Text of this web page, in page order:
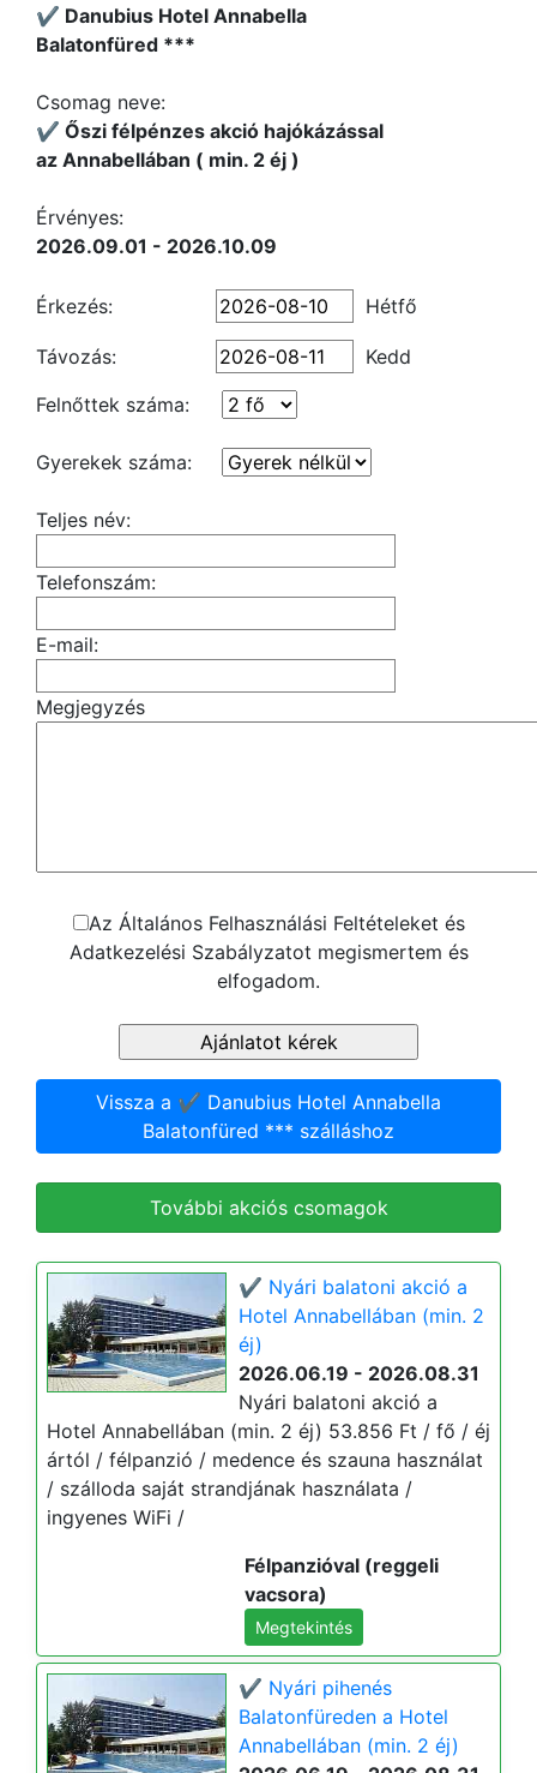
✔️ Danubius Hotel Annabella
Balatonfüred ***
Csomag neve:
✔️ Őszi félpénzes akció hajókázással
az Annabellában ( min. 2 éj )
Érvényes:
2026.09.01 - 2026.10.09
Érkezés: Hétfő
Távozás:
Kedd
Felnőttek száma:
Gyerekek száma:
Teljes név:
Telefonszám:
E-mail:
Megjegyzés
Az Általános Felhasználási Feltételeket és
Adatkezelési Szabályzatot megismertem és
elfogadom.
Vissza a ✔️ Danubius Hotel Annabella
Balatonfüred *** szálláshoz
További akciós csomagok
✔️ Nyári balatoni akció a
Hotel Annabellában (min. 2
éj)
2026.06.19 - 2026.08.31
Nyári balatoni akció a
Hotel Annabellában (min. 2 éj) 53.856 Ft / fő / éj
ártól / félpanzió / medence és szauna használat
/ szálloda saját strandjának használata /
ingyenes WiFi /
Félpanzióval (reggeli
vacsora)
Megtekintés
✔️ Nyári pihenés
Balatonfüreden a Hotel
Annabellában (min. 2 éj)